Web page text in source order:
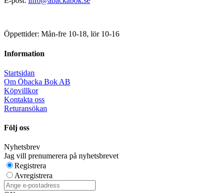
Öppettider: Mån-fre 10-18, lör 10-16
Information
Startsidan
Om Öbacka Bok AB
Köpvillkor
Kontakta oss
Returansökan
Följ oss
Nyhetsbrev
Jag vill prenumerera på nyhetsbrevet
Registrera
Avregistrera